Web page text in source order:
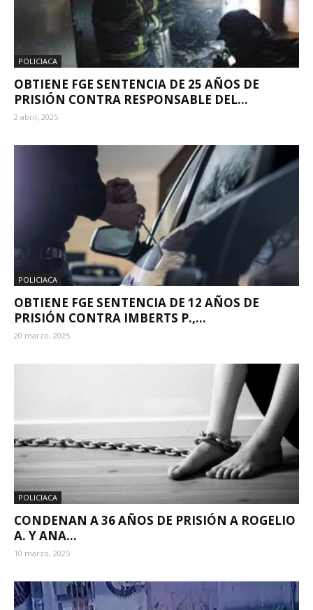
POLICIACA
OBTIENE FGE SENTENCIA DE 25 AÑOS DE
PRISIÓN CONTRA RESPONSABLE DEL...
2 abril, 2025
POLICIACA
OBTIENE FGE SENTENCIA DE 12 AÑOS DE
PRISIÓN CONTRA IMBERTS P.,...
20 marzo, 2025
POLICIACA
CONDENAN A 36 AÑOS DE PRISIÓN A ROGELIO
A. Y ANA...
10 marzo, 2025